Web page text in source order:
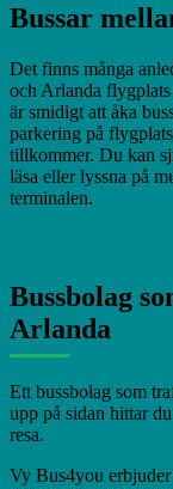
Bussar
Det finns många
och Arlanda
är smidigt att åka
parkering på
tillkommer. Du kan
läsa eller lyssna på
terminalen.
Bussbolag
Arlanda
Ett bussbolag som
upp på sidan hittar
resa.
Vy Bus4you